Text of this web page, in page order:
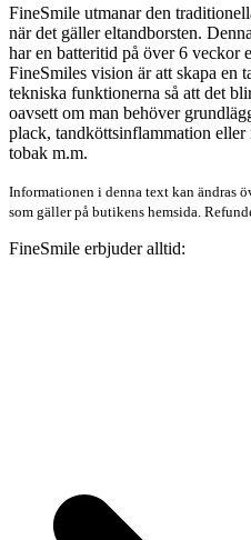
FineSmile utmanar den
när det gäller eltandborsten.
har en batteritid på över 6 veckor
FineSmiles vision är att skapa en
tekniska funktionerna så att det
oavsett om man behöver
plack, tandköttsinflammation
tobak m.m.
Informationen i denna text kan ändras
som gäller på butikens hemsida.
FineSmile erbjuder alltid: